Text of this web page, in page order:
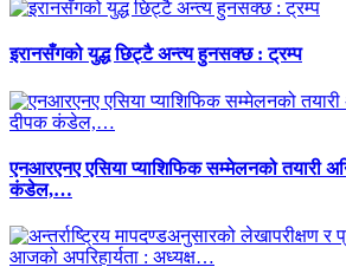
इरानसँगको युद्ध छिट्टै अन्त्य हुनसक्छ : ट्रम्प
एनआरएनए एसिया प्याशिफिक सम्मेलनको तयारी
कंडेल,…